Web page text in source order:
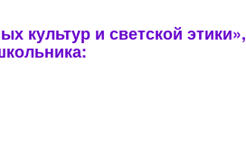
культур и светской этики»,